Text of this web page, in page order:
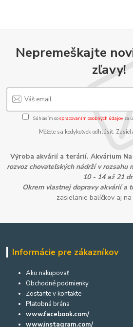
Nepremeškajte
zľavy!
Súhlasím sospracovaním osobných údajov za
Môžete sa kedykoľvek odhlásiť.
Výroba akvárií a terárií. Akvárium
rozvoz chovateľských nádrží v rozsahu
10 - 14 až 21
Okrem vlastnej dopravy akvárií a
zasielanie balíčkov aj
Informácie pre zákazníkov
Ako nakupovať
Obchodné podmienky
Zostante v kontakte
Platobná brána
www.facebook.com/
www.instagram.com/